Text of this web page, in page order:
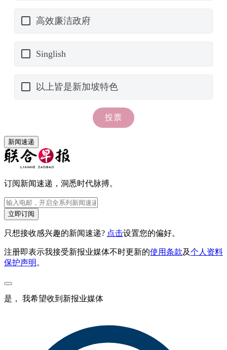
新闻速递
订阅新闻速递，洞悉时代脉搏。
立即订阅
只想接收感兴趣的新闻速递? 点击设置您的偏好。
注册即表示我接受新报业媒体不时更新的使用条款及个人资料
保护声明 。
是， 我希望收到新报业媒体